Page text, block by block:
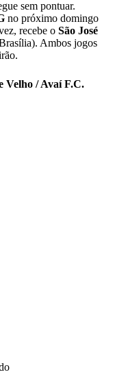
sem pontuar.
no próximo domingo
recebe o São José
Ambos jogos
Velho / Avaí F.C.